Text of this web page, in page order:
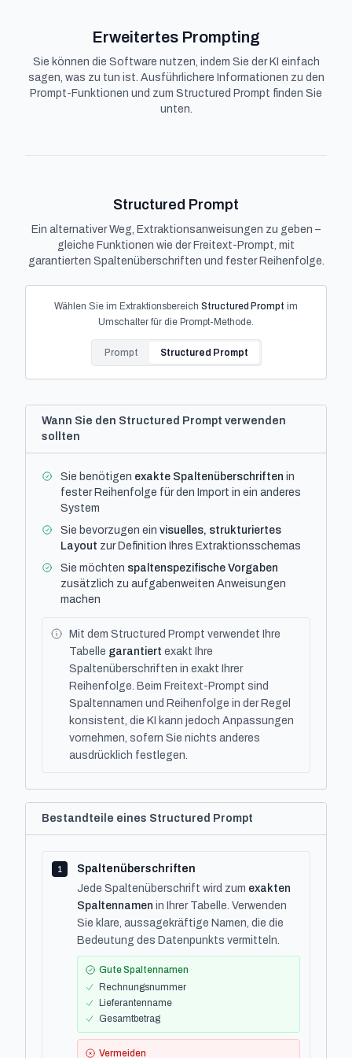
Erweitertes Prompting
Sie können die Software nutzen, indem Sie der KI einfach
sagen, was zu tun ist. Ausführlichere Informationen zu den
Prompt-Funktionen und zum Structured Prompt finden Sie
unten.
Structured Prompt
Ein alternativer Weg, Extraktionsanweisungen zu geben –
gleiche Funktionen wie der Freitext-Prompt, mit
garantierten Spaltenüberschriften und fester Reihenfolge.
Wählen Sie im Extraktionsbereich Structured Prompt im
Umschalter für die Prompt-Methode.
Prompt Structured Prompt
Wann Sie den Structured Prompt verwenden
sollten
Sie benötigen exakte Spaltenüberschriften in
fester Reihenfolge für den Import in ein anderes
System
Sie bevorzugen ein visuelles, strukturiertes
Layout zur Definition Ihres Extraktionsschemas
Sie möchten spaltenspezifische Vorgaben
zusätzlich zu aufgabenweiten Anweisungen
machen
Mit dem Structured Prompt verwendet Ihre
Tabelle garantiert exakt Ihre
Spaltenüberschriften in exakt Ihrer
Reihenfolge. Beim Freitext-Prompt sind
Spaltennamen und Reihenfolge in der Regel
konsistent, die KI kann jedoch Anpassungen
vornehmen, sofern Sie nichts anderes
ausdrücklich festlegen.
Bestandteile eines Structured Prompt
1
Spaltenüberschriften
Jede Spaltenüberschrift wird zum exakten
Spaltennamen in Ihrer Tabelle. Verwenden
Sie klare, aussagekräftige Namen, die die
Bedeutung des Datenpunkts vermitteln.
Gute Spaltennamen
Rechnungsnummer
Lieferantenname
Gesamtbetrag
Vermeiden